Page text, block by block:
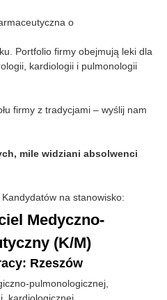
o
Portfolio firmy obejmują leki dla
kardiologii i pulmonologii
firmy z tradycjami – wyślij nam
mile widziani absolwenci
na stanowisko:
Medyczno-
(K/M)
Rzeszów
pulmonologicznej,